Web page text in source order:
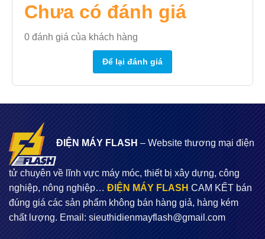
Chưa có đánh giá
0 đánh giá của khách hàng
Để lại đánh giá
ĐIỆN MÁY FLASH – Website thương mại điện
tử chuyên về lĩnh vực máy móc, thiết bị xây dựng, công
nghiệp, nông nghiệp… ĐIỆN MÁY FLASH CAM KẾT bán
đúng giá các sản phẩm không bán hàng giả, hàng kém
chất lượng. Email: sieuthidienmayflash@gmail.com